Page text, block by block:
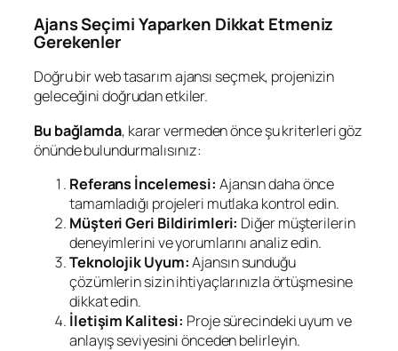
Ajans Seçimi Yaparken Dikkat Etmeniz
Gerekenler
Doğru bir web tasarım ajansı seçmek, projenizin
geleceğini doğrudan etkiler.
Bu bağlamda, karar vermeden önce şu kriterleri göz
önünde bulundurmalısınız:
Referans İncelemesi: Ajansın daha önce
tamamladığı projeleri mutlaka kontrol edin.
Müşteri Geri Bildirimleri: Diğer müşterilerin
deneyimlerini ve yorumlarını analiz edin.
Teknolojik Uyum:Ajansın sunduğu
çözümlerin sizin ihtiyaçlarınızla örtüşmesine
dikkat edin.
İletişim Kalitesi: Proje sürecindeki uyum ve
anlayış seviyesini önceden belirleyin.